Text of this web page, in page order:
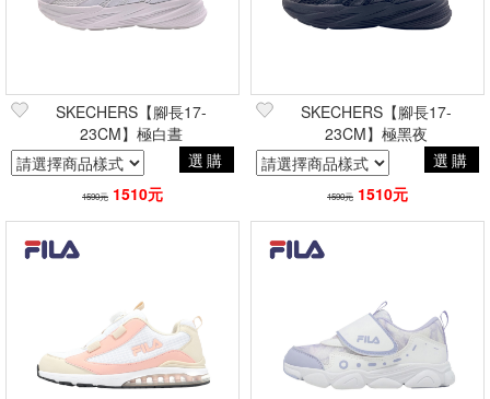
SKECHERS【腳長17-
23CM】極白晝
選購
1590元 1510元
SKECHERS【腳長17-
23CM】極黑夜
選購
1590元 1510元